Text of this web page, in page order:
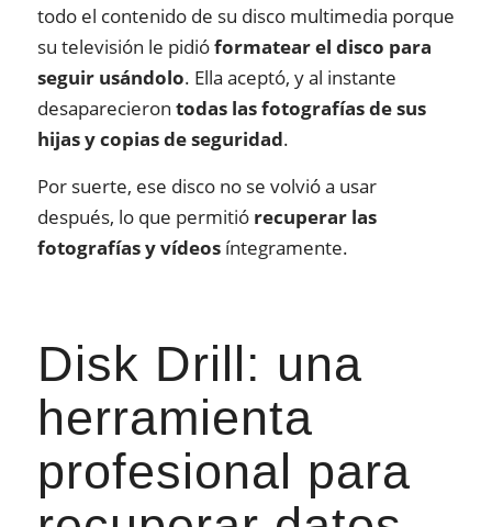
todo el contenido de su disco multimedia porque
su televisión le pidióformatear el disco para
seguir usándolo. Ella aceptó, y al instante
desaparecieron todas las fotografías de sus
hijas y copias de seguridad.
Por suerte, ese disco no se volvió a usar
después, lo que permitió recuperar las
fotografías y vídeosíntegramente.
Disk Drill: una
herramienta
profesional para